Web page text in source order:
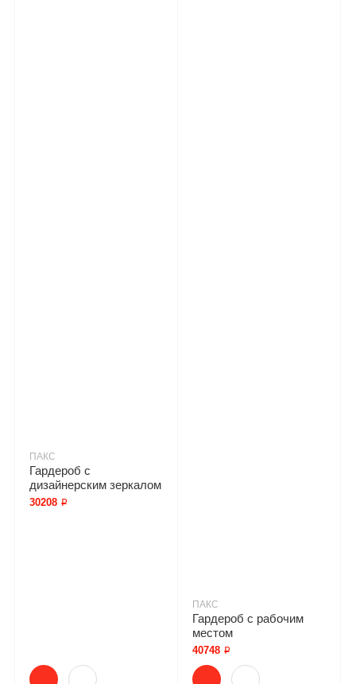
ПАКС
Гардероб с
дизайнерским зеркалом
30208 ₽
ПАКС
Гардероб с рабочим
местом
40748 ₽